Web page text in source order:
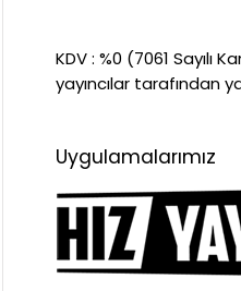
KDV : %0 (7061 Sayılı
yayıncılar tarafından
Uygulamalarımız